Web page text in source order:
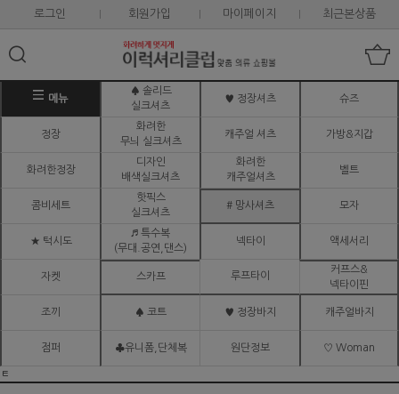
로그인 회원가입 마이페이지 최근본상품
메뉴
♠ 솔리드
실크셔츠
♥ 정장셔츠 슈즈
정장
화려한
무늬 실크셔츠
캐주얼 셔츠 가방&지갑
화려한정장
디자인
배색실크셔츠
화려한
캐주얼셔츠
벨트
콤비세트
핫픽스
실크셔츠
# 망사셔츠 모자
★ 턱시도
♬ 특수복
(무대.공연,댄스)
넥타이 액세서리
자켓 스카프 루프타이
커프스&
넥타이핀
조끼 ♠ 코트 ♥ 정장바지 캐주얼바지
점퍼 ♣유니폼,단체복 원단정보 ♡ Woman
ㅌ